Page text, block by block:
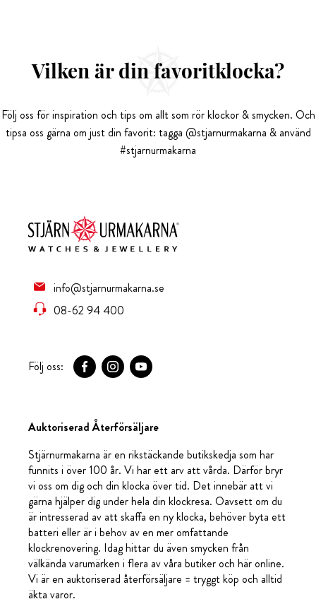
Vilken är din favoritklocka?
Följ oss för inspiration och tips om allt som rör klockor & smycken. Och
tipsa oss gärna om just din favorit: tagga @stjarnurmakarna & använd
#stjarnurmakarna
info@stjarnurmakarna.se
08-62 94 400
Följ oss:
Auktoriserad Återförsäljare
Stjärnurmakarna är en rikstäckande butikskedja som har
funnits i över 100 år. Vi har ett arv att vårda. Därför bryr
vi oss om dig och din klocka över tid. Det innebär att vi
gärna hjälper dig under hela din klockresa. Oavsett om du
är intresserad av att skaffa en ny klocka, behöver byta ett
batteri eller är i behov av en mer omfattande
klockrenovering. Idag hittar du även smycken från
välkända varumärken i flera av våra butiker och här online.
Vi är en auktoriserad återförsäljare = tryggt köp och alltid
äkta varor.